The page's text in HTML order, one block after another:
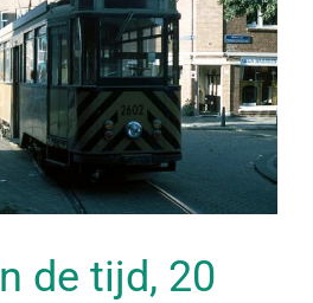
de tijd, 20